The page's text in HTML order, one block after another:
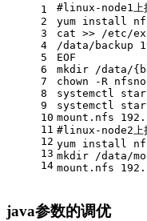
1
2
3
4
5
6
7
8
9
10
11
12
13
14
#linux-node1上
yum install
cat >> /etc/
/data/backup
EOF
mkdir /data/
chown -R
systemctl
systemctl
mount.nfs
#linux-node2上
yum install
mkdir /data/
mount.nfs
java参数的调优